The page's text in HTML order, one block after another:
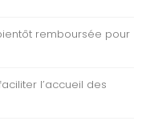
remboursée pour
l’accueil des